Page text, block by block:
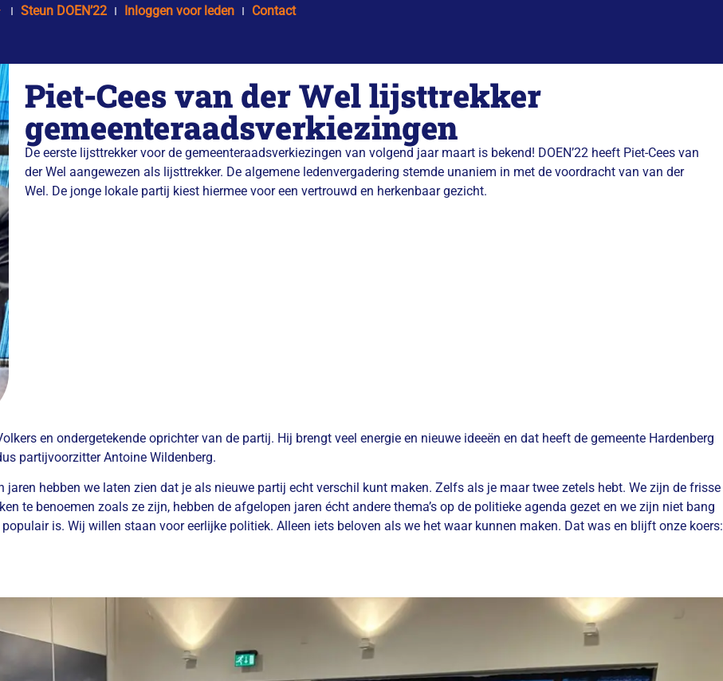
Steun DOEN’22 Inloggen voor leden Contact
Piet-Cees van der Wel lijsttrekker
gemeenteraadsverkiezingen
De eerste lijsttrekker voor de gemeenteraadsverkiezingen van volgend jaar maart is bekend! DOEN’22 heeft Piet-Cees van
der Wel aangewezen als lijsttrekker. De algemene ledenvergadering stemde unaniem in met de voordracht van van der
Wel. De jonge lokale partij kiest hiermee voor een vertrouwd en herkenbaar gezicht.
en ondergetekende oprichter van de partij. Hij brengt veel energie en nieuwe ideeën en dat heeft de gemeente Hardenberg
partijvoorzitter Antoine Wildenberg.
jaren hebben we laten zien dat je als nieuwe partij echt verschil kunt maken. Zelfs als je maar twee zetels hebt. We zijn de frisse
te benoemen zoals ze zijn, hebben de afgelopen jaren écht andere thema’s op de politieke agenda gezet en we zijn niet bang
is. Wij willen staan voor eerlijke politiek. Alleen iets beloven als we het waar kunnen maken. Dat was en blijft onze koers: